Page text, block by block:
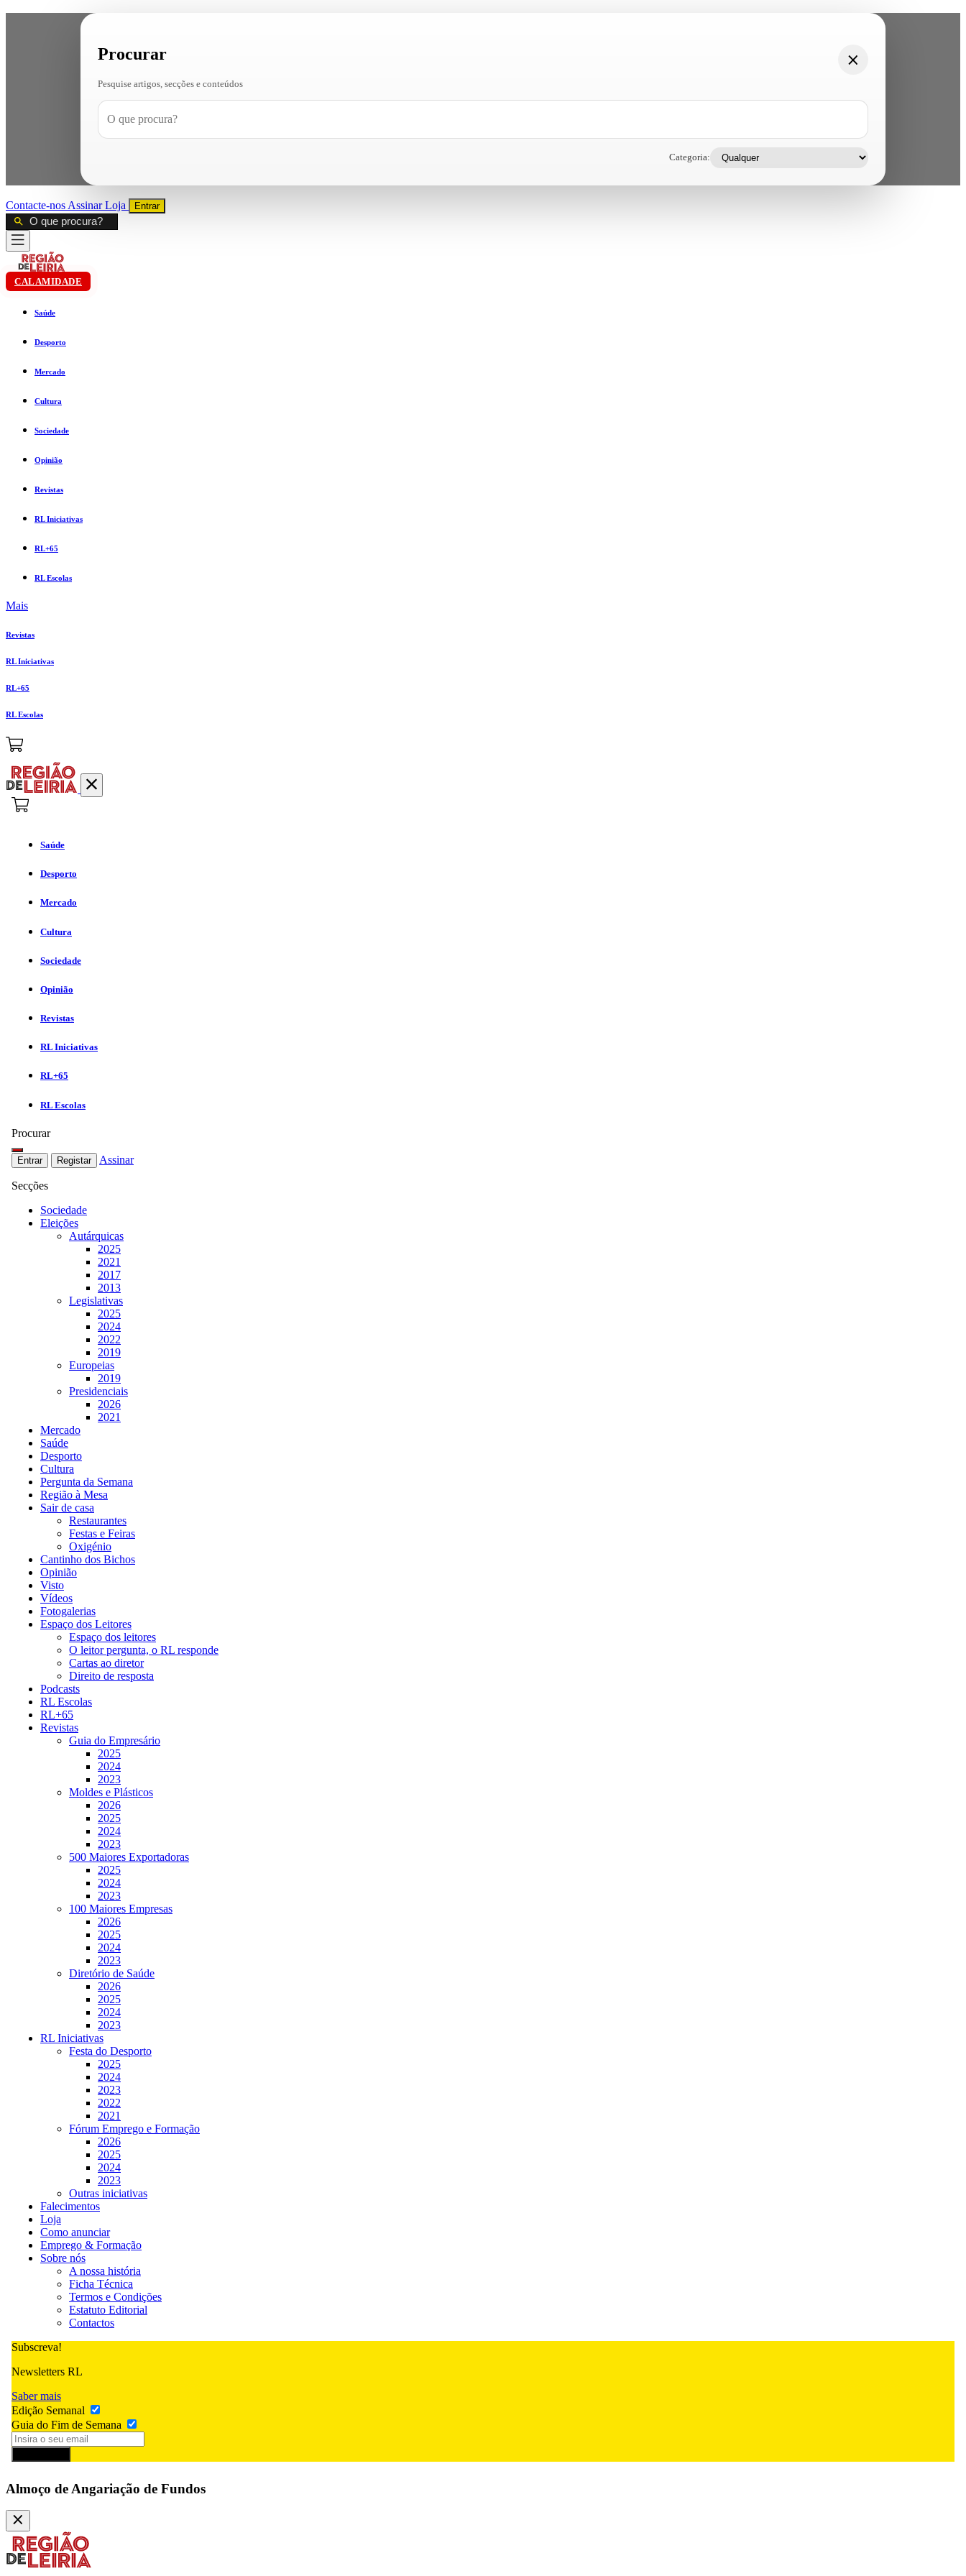
Procurar
Pesquise artigos, secções e conteúdos
Categoria:
Contacte-nos AssinarLoja Entrar
CALAMIDADE
Saúde
Desporto
Mercado
Cultura
Sociedade
Opinião
Revistas
RL Iniciativas
RL+65
RL Escolas
Mais
Revistas
RL Iniciativas
RL+65
RL Escolas
Saúde
Desporto
Mercado
Cultura
Sociedade
Opinião
Revistas
RL Iniciativas
RL+65
RL Escolas
Procurar
Entrar Registar Assinar
Secções
Sociedade
Eleições
Autárquicas
2025
2021
2017
2013
Legislativas
2025
2024
2022
2019
Europeias
2019
Presidenciais
2026
2021
Mercado
Saúde
Desporto
Cultura
Pergunta da Semana
Região à Mesa
Sair de casa
Restaurantes
Festas e Feiras
Oxigénio
Cantinho dos Bichos
Opinião
Visto
Vídeos
Fotogalerias
Espaço dos Leitores
Espaço dos leitores
O leitor pergunta, o RL responde
Cartas ao diretor
Direito de resposta
Podcasts
RL Escolas
RL+65
Revistas
Guia do Empresário
2025
2024
2023
Moldes e Plásticos
2026
2025
2024
2023
500 Maiores Exportadoras
2025
2024
2023
100 Maiores Empresas
2026
2025
2024
2023
Diretório de Saúde
2026
2025
2024
2023
RL Iniciativas
Festa do Desporto
2025
2024
2023
2022
2021
Fórum Emprego e Formação
2026
2025
2024
2023
Outras iniciativas
Falecimentos
Loja
Como anunciar
Emprego & Formação
Sobre nós
A nossa história
Ficha Técnica
Termos e Condições
Estatuto Editorial
Contactos
Subscreva!
Newsletters RL
Saber mais
Edição Semanal
Guia do Fim de Semana
Almoço de Angariação de Fundos